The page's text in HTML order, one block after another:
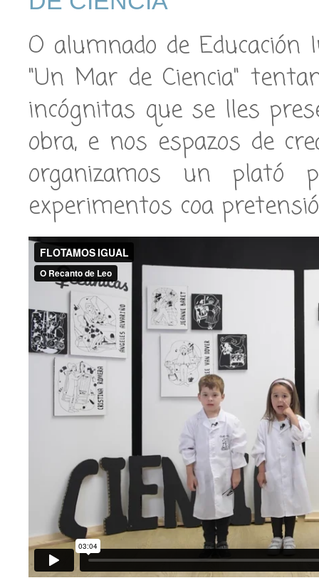
O alumnado de
"Un Mar de Ciencia"
incógnitas que se lles
obra, e nos espazos de
organizamos un plató
experimentos coa